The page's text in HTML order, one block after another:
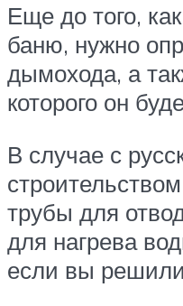
Еще до того,
баню, нужно
дымохода, а
которого он
В случае с
трубы для
для нагрева
если вы